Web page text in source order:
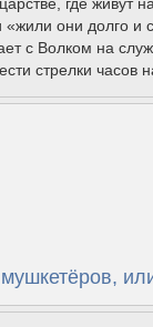
«жили они долго и
с Волком на
стрелки часов